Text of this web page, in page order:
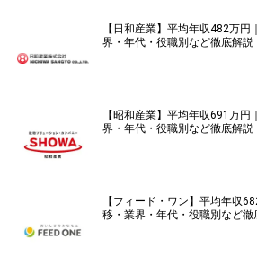
【日和産業】平均年収482万円
界・年代・役職別など徹底解説
【昭和産業】平均年収691万円
界・年代・役職別など徹底解説
【フィード・ワン】平均年収
移・業界・年代・役職別など徹